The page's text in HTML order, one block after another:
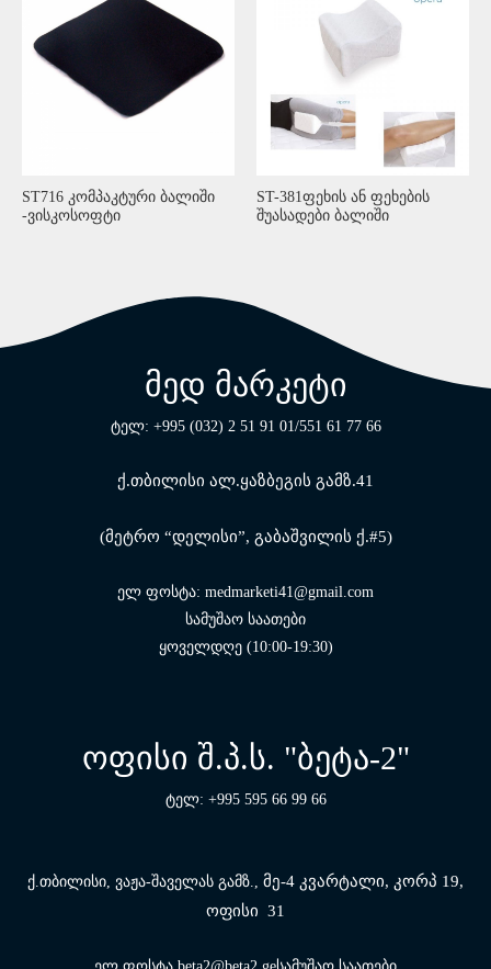
ST716 კომპაკტური ბალიში
-ვისკოსოფტი
ST-381ფეხის ან ფეხების
შუასადები ბალიში
მედ მარკეტი
ტელ: +995 (032) 2 51 91 01/551 61 77 66
ქ.თბილისი ალ.ყაზბეგის გამზ.41
(მეტრო “დელისი”, გაბაშვილის ქ.#5)
ელ ფოსტა: medmarketi41@gmail.com
სამუშაო საათები
ყოველდღე (10:00-19:30)
ოფისი შ.პ.ს. "ბეტა-2"
ტელ: +995 595 66 99 66
ქ.თბილისი, ვაჟა-შაველას გამზ., მე-4 კვარტალი, კორპ 19,
ოფისი 31